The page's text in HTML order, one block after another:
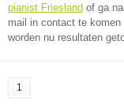
pianist Friesland of ga
mail in contact te
worden nu resultaten
1